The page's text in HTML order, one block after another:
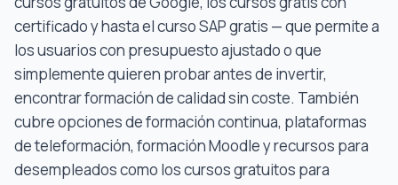
certificado y hasta el curso SAP gratis — que permite a
los usuarios con presupuesto ajustado o que
simplemente quieren probar antes de invertir,
encontrar formación de calidad sin coste. También
cubre opciones de formación continua, plataformas
de teleformación, formación Moodle y recursos para
desempleados como los cursos gratuitos para